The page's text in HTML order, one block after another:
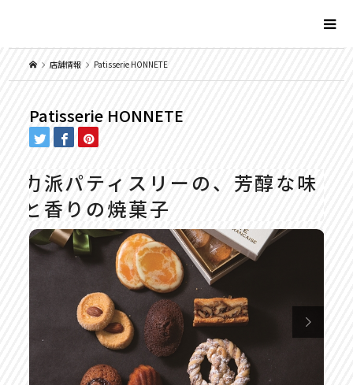
店舗情報 Patisserie HONNETE
Patisserie HONNETE
力派パティスリーの、芳醇な味
と香りの焼菓子
